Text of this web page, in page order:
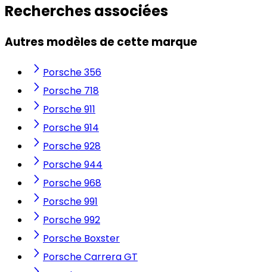
Recherches associées
Autres modèles de cette marque
Porsche 356
Porsche 718
Porsche 911
Porsche 914
Porsche 928
Porsche 944
Porsche 968
Porsche 991
Porsche 992
Porsche Boxster
Porsche Carrera GT